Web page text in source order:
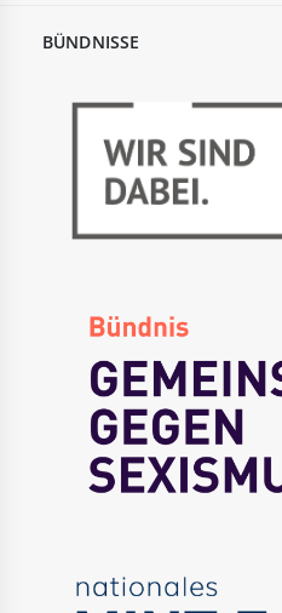
BÜNDNISSE